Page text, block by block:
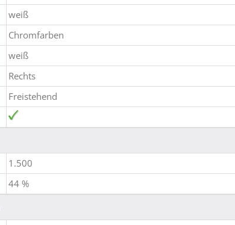
weiß
Chromfarben
weiß
Rechts
Freistehend
1.500
44 %